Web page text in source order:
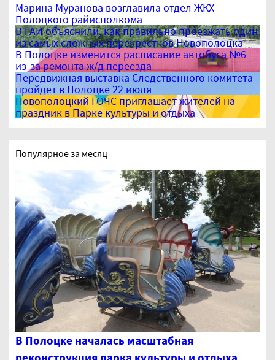
Марина Муранова возглавила отдел ЖКХ
Полоцкого райисполкома
В ГАИ объяснили, как правильно проезжать один
из самых сложных перекрестков Новополоцка
В Полоцке изменится расписание автобуса №6
из-за ремонта ж/д переезда
Передвижная выставка Следственного комитета
пройдет в Полоцке 22 июля
Новополоцкий ГОЧС приглашает жителей на
праздник в Парке культуры и отдыха
Популярное за месяц
В Полоцке началась масштабная